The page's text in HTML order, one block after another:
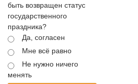
быть возвращен статус
государственного
праздника?
Да, согласен
Мне всё равно
Не нужно ничего
менять